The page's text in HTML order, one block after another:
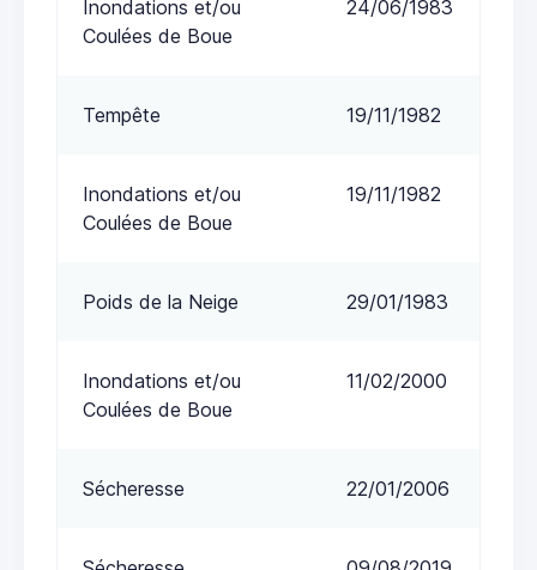
Inondations et/ou
Coulées de Boue
24/06/1983
Tempête 19/11/1982
Inondations et/ou
Coulées de Boue
19/11/1982
Poids de la Neige 29/01/1983
Inondations et/ou
Coulées de Boue
11/02/2000
Sécheresse 22/01/2006